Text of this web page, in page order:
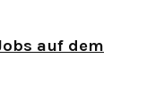
auf dem